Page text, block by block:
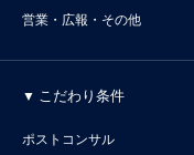
営業・広報・その他
こだわり条件
ポストコンサル